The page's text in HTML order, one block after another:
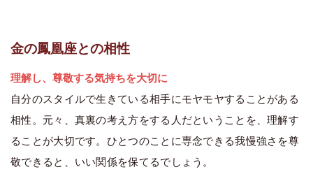
金の鳳凰座との相性
理解し、尊敬する気持ちを大切に
自分のスタイルで生きている相手にモヤモヤすることがある
相性。元々、真裏の考え方をする人だということを、理解す
ることが大切です。ひとつのことに専念できる我慢強さを尊
敬できると、いい関係を保てるでしょう。